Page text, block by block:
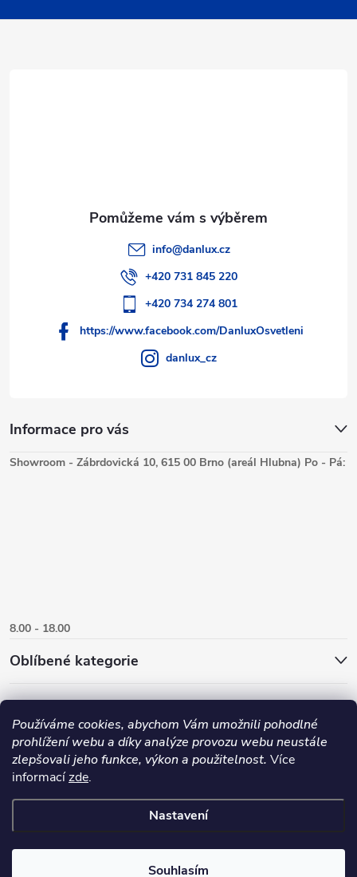
Používáme cookies, abychom Vám umožnili pohodlné
prohlížení webu a díky analýze provozu webu neustále
zlepšovali jeho funkce, výkon a použitelnost. Více
informacízde.
Nastavení
Souhlasím
a
Informace pro vás
info@danlux.cz
+420 731 845 220
+420 734 274 801
https://www.facebook.com/DanluxOsvetleni
danlux_cz
Showroom - Zábrdovická 10, 615 00 Brno (areál Hlubna) Po - Pá:
8.00 - 18.00
Oblíbené kategorie
Copyright 2026
cookies